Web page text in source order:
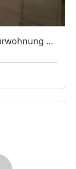
FAIRE Monteurzimmer Monteurwohnung Ferienwohnung Gästezimmer